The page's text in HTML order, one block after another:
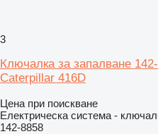
3
Ключалка за запалване
Caterpillar 416D
Цена при поискване
Електрическа система -
142-8858